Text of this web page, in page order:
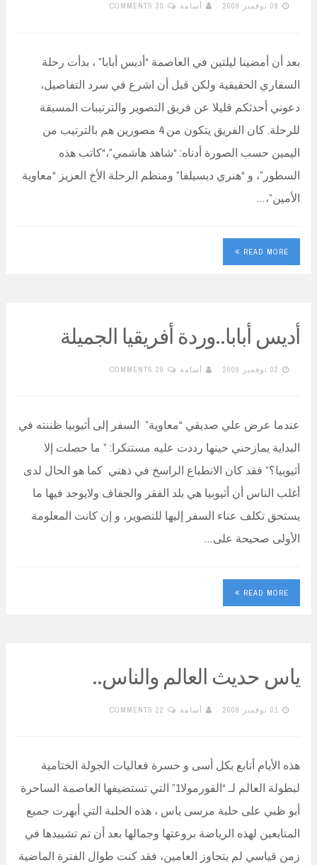
09 نوفمبر 2009 أسامة 30 COMMENTS
بعد أن أمضينا ليلتين في العاصمة “أديس أبابا” ، بدأت رحلة
السفاري الحقيقية ولكن قبل أن اشرع في سرد التفاصيل،
دعوني أحدثكم قليلا عن فريق التصوير والترتيبات المسبقة
للرحلة. كان الفريق يتكون من 4 مصورين هم بالترتيب من
اليمين حسب الصورة أدناه: “شاهد هاشمي”،“كاتب هذه
السطور”، و “هنري ديسيلفا” ومنظم الرحلة الأخ العزيز “معاوية
الأمين”،…
READ MORE
أديس أبابا..وردة أفريقيا الجميلة
02 نوفمبر 2009 أسامة 29 COMMENTS
عندما عرض علي صديقي “معاوية” السفر إلى أثيوبيا ظننته في
البداية يمازحني حينها رددت عليه مستنكرا: ” ما حصلت إلا
أثيوبيا؟” فقد كان الانطباع الراسخ في ذهني كما هو الحال لدى
أغلب الناس أن أثيوبيا هي بلد الفقر والجفاف ولايوجد فيها ما
يستحق تكلف عناء السفر إليها للتصوير، و إن كانت المعلومة
الأولى صحيحة على…
READ MORE
ياس حديث العالم والناس..
01 نوفمبر 2009 أسامة 22 COMMENTS
هذه الأيام أتابع بكل أسى و حسرة فعاليات الجولة الختامية
لبطولة العالم لـ “الفورمولا1” التي تستضيفها العاصمة الساحرة
أبو ظبي على حلبة مرسى ياس ، هذه الحلبة التي أبهرت جميع
المتابعين لهذه الرياضة بروعتها وجمالها بعد أن تم تشييدها في
زمن قياسي لم يتجاوز العامين، فقد كنت طوال الفترة الماضية